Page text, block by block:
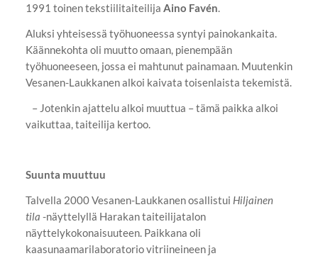
1991 toinen tekstiilitaiteilija Aino Favén.
Aluksi yhteisessä työhuoneessa syntyi painokankaita.
Käännekohta oli muutto omaan, pienempään
työhuoneeseen, jossa ei mahtunut painamaan. Muutenkin
Vesanen-Laukkanen alkoi kaivata toisenlaista tekemistä.
– Jotenkin ajattelu alkoi muuttua – tämä paikka alkoi
vaikuttaa, taiteilija kertoo.
Suunta muuttuu
Talvella 2000 Vesanen-Laukkanen osallistui Hiljainen
tila -näyttelyllä Harakan taiteilijatalon
näyttelykokonaisuuteen. Paikkana oli
kaasunaamarilaboratorio vitriineineen ja